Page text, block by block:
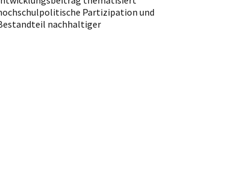
Partizipation und
nachhaltiger